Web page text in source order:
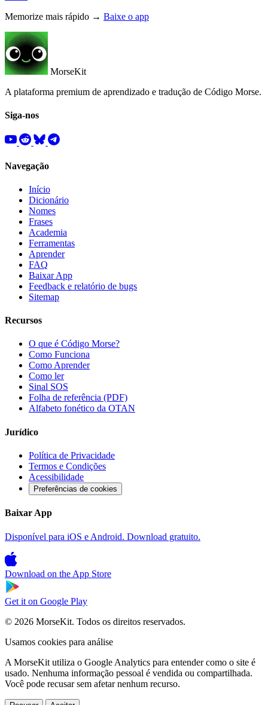
Memorize mais rápido → Baixe o app
MorseKit
A plataforma premium de aprendizado e tradução de Código Morse.
Siga-nos
Navegação
Início
Dicionário
Nomes
Frases
Academia
Ferramentas
Aprender
FAQ
Baixar App
Feedback e relatório de bugs
Sitemap
Recursos
O que é Código Morse?
Como Funciona
Como Aprender
Como ler
Sinal SOS
Folha de referência (PDF)
Alfabeto fonético da OTAN
Jurídico
Política de Privacidade
Termos e Condições
Acessibilidade
Preferências de cookies
Baixar App
Disponível para iOS e Android. Download gratuito.
Download on the App Store
Get it on Google Play
© 2026 MorseKit. Todos os direitos reservados.
Usamos cookies para análise
A MorseKit utiliza o Google Analytics para entender como o site é
usado. Nenhuma informação pessoal é vendida ou compartilhada.
Você pode recusar sem afetar nenhum recurso.